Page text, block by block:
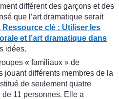
différent des garçons et des
que l’art dramatique serait
Ressource clé : Utiliser les
et l’art dramatique dans
idées.
« familiaux » de
jouant différents membres de la
de seulement quatre
11 personnes. Elle a